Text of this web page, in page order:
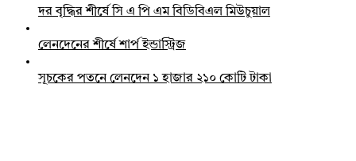
দর বৃদ্ধির শীর্ষে সি এ পি এম বিডিবিএল মিউচুয়াল
লেনদেনের শীর্ষে শার্প ইন্ডাস্ট্রিজ
সূচকের পতনে লেনদেন ১ হাজার ২১০ কোটি টাকা